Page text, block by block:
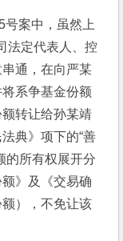
号案中，虽然上
法定代表人、控
通，在向严某
将系争基金份额
转让给孙某靖
典》项下的“善
的所有权展开分
》及《交易确
），不免让该